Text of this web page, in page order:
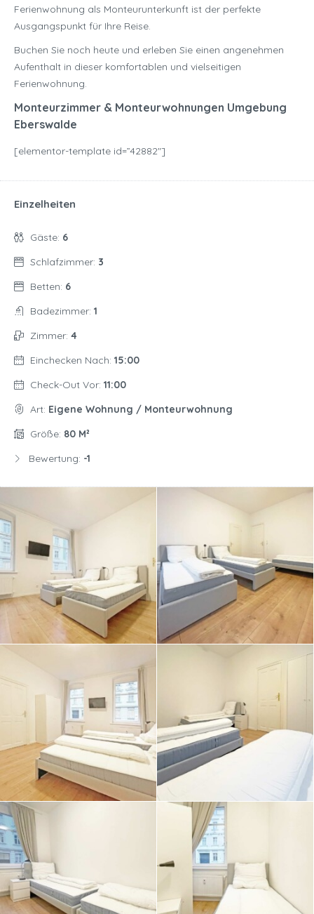
Ferienwohnung als Monteurunterkunft ist der perfekte
Ausgangspunkt für Ihre Reise.
Buchen Sie noch heute und erleben Sie einen angenehmen
Aufenthalt in dieser komfortablen und vielseitigen
Ferienwohnung.
Monteurzimmer & Monteurwohnungen Umgebung
Eberswalde
[elementor-template id=”42882″]
Einzelheiten
Gäste: 6
Schlafzimmer: 3
Betten: 6
Badezimmer: 1
Zimmer: 4
Einchecken Nach: 15:00
Check-Out Vor: 11:00
Art: Eigene Wohnung / Monteurwohnung
Größe: 80 M²
Bewertung: -1